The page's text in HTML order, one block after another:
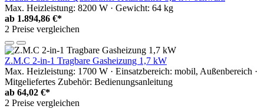
Max. Heizleistung: 8200 W · Gewicht: 64 kg
ab 1.894,86 €*
2 Preise vergleichen
Z.M.C 2-in-1 Tragbare Gasheizung 1,7 kW
Max. Heizleistung: 1700 W · Einsatzbereich: mobil, Außenbereich ·
Mitgeliefertes Zubehör: Bedienungsanleitung
ab 64,02 €*
2 Preise vergleichen